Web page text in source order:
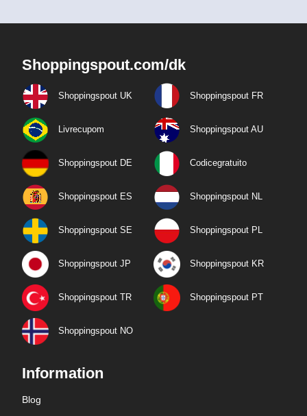
Shoppingspout.com/dk
Shoppingspout UK Shoppingspout FR
Livrecupom Shoppingspout AU
Shoppingspout DE Codicegratuito
Shoppingspout ES Shoppingspout NL
Shoppingspout SE Shoppingspout PL
Shoppingspout JP Shoppingspout KR
Shoppingspout TR Shoppingspout PT
Shoppingspout NO
Information
Blog